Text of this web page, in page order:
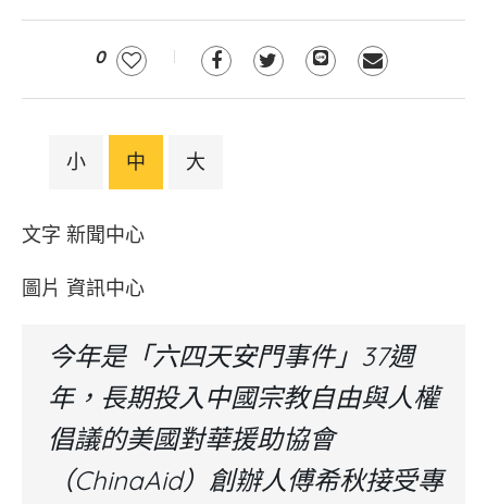
0
小 中 大
文字 新聞中心
圖片 資訊中心
今年是「六四天安門事件」37週
年，長期投入中國宗教自由與人權
倡議的美國對華援助協會
（ChinaAid）創辦人傅希秋接受專